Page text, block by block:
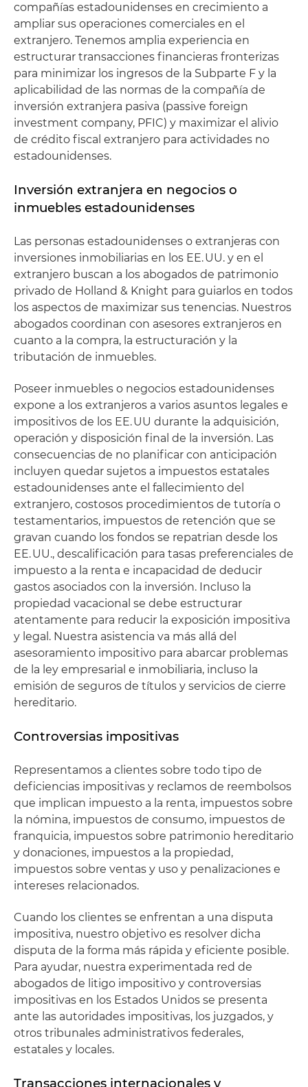
compañías estadounidenses en crecimiento a
ampliar sus operaciones comerciales en el
extranjero. Tenemos amplia experiencia en
estructurar transacciones financieras fronterizas
para minimizar los ingresos de la Subparte F y la
aplicabilidad de las normas de la compañía de
inversión extranjera pasiva (passive foreign
investment company, PFIC) y maximizar el alivio
de crédito fiscal extranjero para actividades no
estadounidenses.
Inversión extranjera en negocios o
inmuebles estadounidenses
Las personas estadounidenses o extranjeras con
inversiones inmobiliarias en los EE. UU. y en el
extranjero buscan a los abogados de patrimonio
privado de Holland & Knight para guiarlos en todos
los aspectos de maximizar sus tenencias. Nuestros
abogados coordinan con asesores extranjeros en
cuanto a la compra, la estructuración y la
tributación de inmuebles.
Poseer inmuebles o negocios estadounidenses
expone a los extranjeros a varios asuntos legales e
impositivos de los EE. UU durante la adquisición,
operación y disposición final de la inversión. Las
consecuencias de no planificar con anticipación
incluyen quedar sujetos a impuestos estatales
estadounidenses ante el fallecimiento del
extranjero, costosos procedimientos de tutoría o
testamentarios, impuestos de retención que se
gravan cuando los fondos se repatrian desde los
EE. UU., descalificación para tasas preferenciales de
impuesto a la renta e incapacidad de deducir
gastos asociados con la inversión. Incluso la
propiedad vacacional se debe estructurar
atentamente para reducir la exposición impositiva
y legal. Nuestra asistencia va más allá del
asesoramiento impositivo para abarcar problemas
de la ley empresarial e inmobiliaria, incluso la
emisión de seguros de títulos y servicios de cierre
hereditario.
Controversias impositivas
Representamos a clientes sobre todo tipo de
deficiencias impositivas y reclamos de reembolsos
que implican impuesto a la renta, impuestos sobre
la nómina, impuestos de consumo, impuestos de
franquicia, impuestos sobre patrimonio hereditario
y donaciones, impuestos a la propiedad,
impuestos sobre ventas y uso y penalizaciones e
intereses relacionados.
Cuando los clientes se enfrentan a una disputa
impositiva, nuestro objetivo es resolver dicha
disputa de la forma más rápida y eficiente posible.
Para ayudar, nuestra experimentada red de
abogados de litigo impositivo y controversias
impositivas en los Estados Unidos se presenta
ante las autoridades impositivas, los juzgados, y
otros tribunales administrativos federales,
estatales y locales.
Transacciones internacionales y